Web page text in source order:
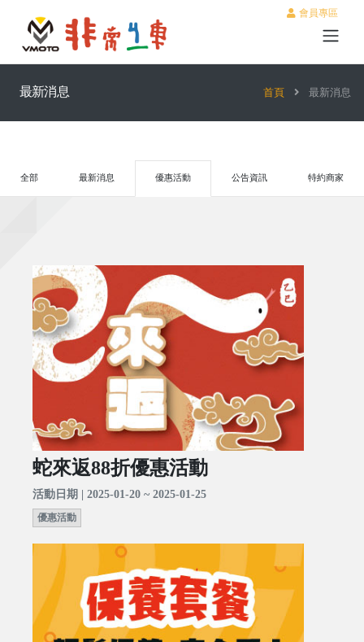
會員專區
最新消息 首頁 最新消息
全部 最新消息 優惠活動 公告資訊 特約商家
蛇來返88折優惠活動
活動日期 | 2025-01-20 ~ 2025-01-25
優惠活動